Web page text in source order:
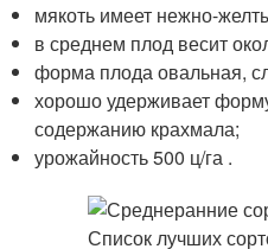
мякоть имеет нежно-
в среднем плод весит
форма плода овальная,
хорошо удерживает
содержанию крахмала;
урожайность 500 ц/га .